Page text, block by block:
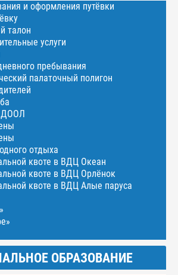
и оформления путёвки
талон
услуги
пребывания
палаточный полигон
ДООЛ
отдыха
квоте в ВДЦ Океан
квоте в ВДЦ Орлёнок
квоте в ВДЦ Алые паруса
ОБРАЗОВАНИЕ